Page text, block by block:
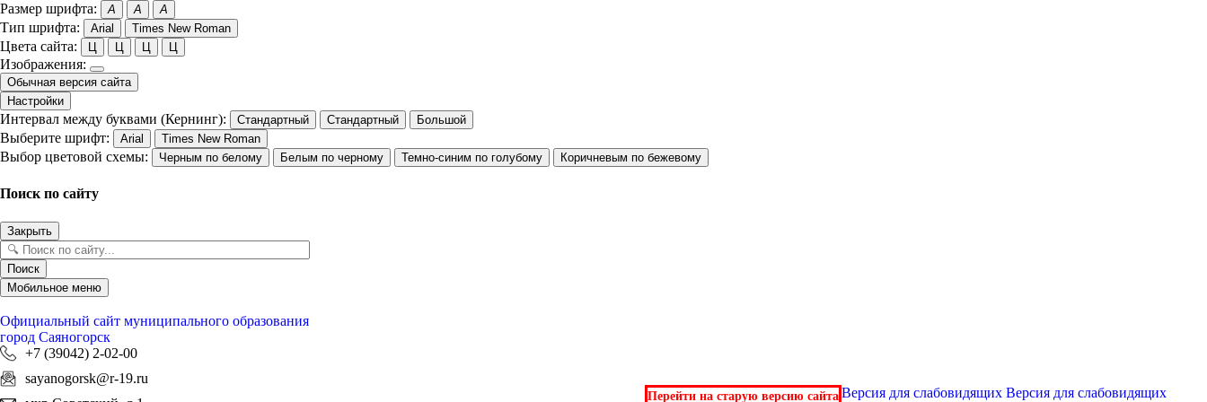
Размер шрифта: A A A
Тип шрифта: Arial Times New Roman
Цвета сайта: Ц Ц Ц Ц
Изображения:
Обычная версия сайта
Настройки
Интервал между буквами (Кернинг): Стандартный Стандартный Большой
Выберите шрифт: Arial Times New Roman
Выбор цветовой схемы: Черным по белому Белым по черному Темно-синим по голубому Коричневым по бежевому
Поиск по сайту
Закрыть
Поиск
Мобильное меню
Официальный сайт муниципального образования
город Саяногорск
+7 (39042) 2-02-00
sayanogorsk@r-19.ru
Перейти на старую версию сайта Версия для слабовидящихВерсия для слабовидящих